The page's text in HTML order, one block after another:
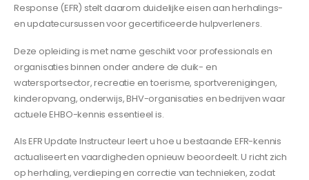
Response (EFR) stelt daarom duidelijke eisen aan herhalings-
en updatecursussen voor gecertificeerde hulpverleners.
Deze opleiding is met name geschikt voor professionals en
organisaties binnen onder andere de duik- en
watersportsector, recreatie en toerisme, sportverenigingen,
kinderopvang, onderwijs, BHV-organisaties en bedrijven waar
actuele EHBO-kennis essentieel is.
Als EFR Update Instructeur leert u hoe u bestaande EFR-kennis
actualiseert en vaardigheden opnieuw beoordeelt. U richt zich
op herhaling, verdieping en correctie van technieken, zodat